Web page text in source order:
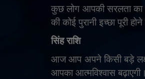
कुछ लोग आपकी सरलता का
की कोई पुरानी इच्छा पूरी
सिंह राशि
आज आप अपने किसी बड़े
आपका आत्मविश्वास